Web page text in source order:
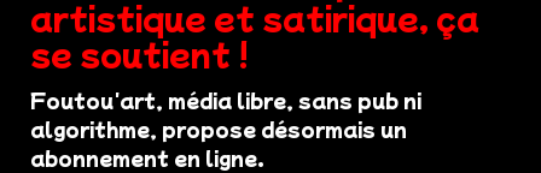
artistique et satirique, ça
se soutient !
Foutou'art, média libre, sans pub ni
algorithme, propose désormais un
abonnement en ligne.